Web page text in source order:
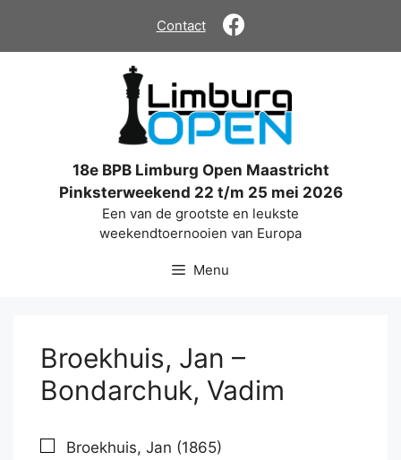
de
Contact
18e BPB Limburg Open Maastricht
Pinksterweekend 22 t/m 25 mei 2026
Een van de grootste en leukste
weekendtoernooien van Europa
Menu
Broekhuis, Jan –
Bondarchuk, Vadim
Broekhuis, Jan (1865)